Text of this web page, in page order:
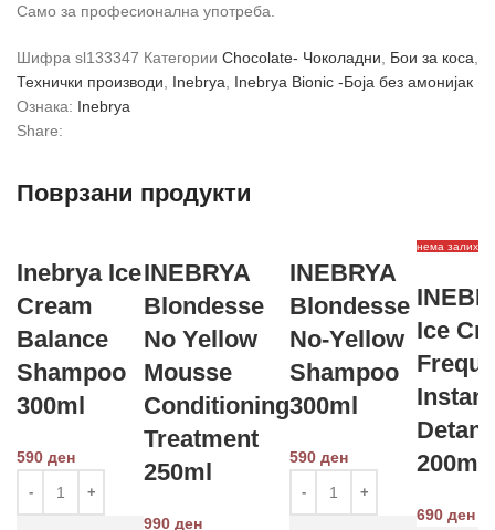
Само за професионална употреба.
Шифра sl133347 Категории Chocolate- Чоколадни Бои за коса
Технички производи
Inebrya
Inebrya Bionic -Боја без амонијак
Ознака: Inebrya
Share:
Поврзани продукти
Inebrya Ice
Cream
Balance
Shampoo
300ml
590 ден
INEBRYA
Blondesse
No Yellow
Mousse
Conditioning
Treatment
250ml
990 ден
INEBRYA
Blondesse
No-Yellow
Shampoo
300ml
590 ден
нема залиха
Ice
Instant
200ml
690 ден